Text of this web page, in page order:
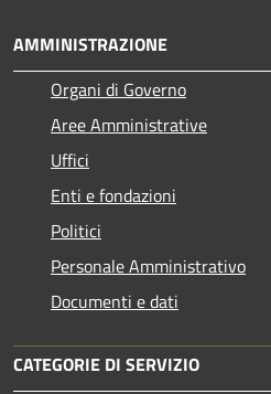
AMMINISTRAZIONE
Organi di Governo
Aree Amministrative
Uffici
Enti e fondazioni
Politici
Personale Amministrativo
Documenti e dati
CATEGORIE DI SERVIZIO